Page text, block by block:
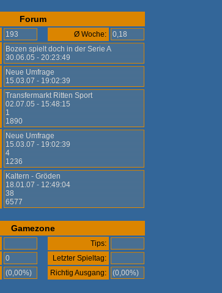
Forum
193 Ø Woche:
0,18
Bozen spielt doch in der Serie A
30.06.05 - 20:23:49
Neue Umfrage
15.03.07 - 19:02:39
Transfermarkt Ritten Sport
02.07.05 - 15:48:15
1
1890
Neue Umfrage
15.03.07 - 19:02:39
4
1236
Kaltern - Gröden
18.01.07 - 12:49:04
38
6577
Gamezone
Tips:
0
Letzter Spieltag:
(0,00%) Richtig Ausgang: (0,00%)